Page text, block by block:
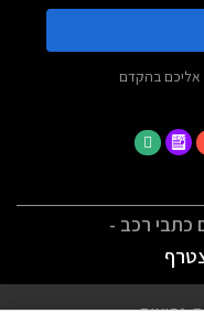
אליכם בהקדם
כתבי רכב -